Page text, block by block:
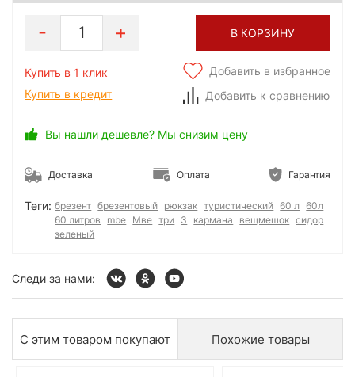
1 В КОРЗИНУ
Купить в 1 клик
Купить в кредит
Добавить в избранное
Добавить к сравнению
Вы нашли дешевле? Мы снизим цену
Доставка Оплата Гарантия
Теги: брезент брезентовый рюкзак туристический 60 л
60л
60 литров
mbe Мве три 3 кармана вещмешок сидор
зеленый
Следи за нами:
С этим товаром покупают Похожие товары